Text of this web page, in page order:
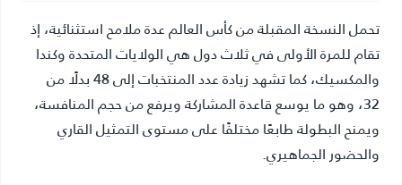
تحمل النسخة المقبلة من كأس العالم عدة ملامح استثنائية، إذ
تقام للمرة الأولى في ثلاث دول هي الولايات المتحدة وكندا
والمكسيك، كما تشهد زيادة عدد المنتخبات إلى 48 بدلًا من
32، وهو ما يوسع قاعدة المشاركة ويرفع من حجم المنافسة،
ويمنح البطولة طابعًا مختلفًا على مستوى التمثيل القاري
والحضور الجماهيري.